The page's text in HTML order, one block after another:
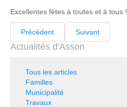
Excellentes fêtes à toutes et à tous !
Précédent Suivant
Actualités d'Asson
Tous les articles
Familles
Municipalité
Travaux